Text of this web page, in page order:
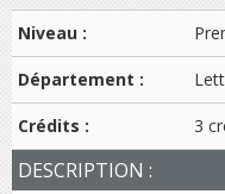
Niveau :
Département :
Crédits : 3
DESCRIPTION :